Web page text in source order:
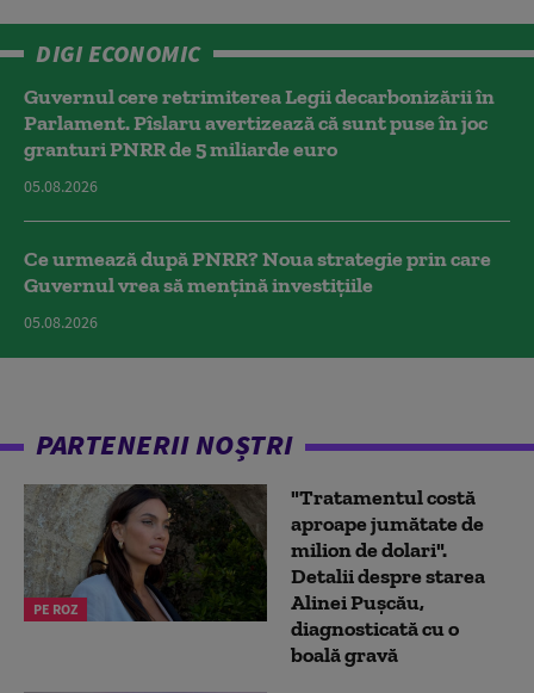
DIGI ECONOMIC
Guvernul cere retrimiterea Legii decarbonizării în
Parlament. Pîslaru avertizează că sunt puse în joc
granturi PNRR de 5 miliarde euro
05.08.2026
Ce urmează după PNRR? Noua strategie prin care
Guvernul vrea să mențină investițiile
05.08.2026
PARTENERII NOȘTRI
PE ROZ
"Tratamentul costă
aproape jumătate de
milion de dolari".
Detalii despre starea
Alinei Pușcău,
diagnosticată cu o
boală gravă